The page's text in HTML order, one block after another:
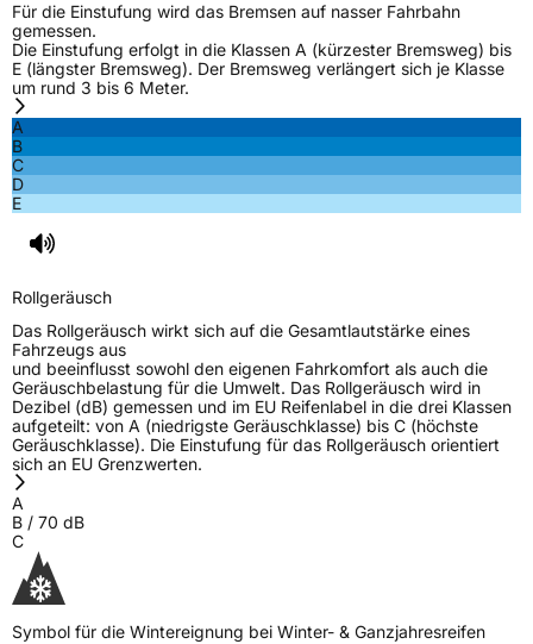
EPREL ID
Allgemeine Produktsicherheit (GPSR)
Für die Einstufung wird das Bremsen auf nasser Fahrbahn
gemessen.
Die Einstufung erfolgt in die Klassen A (kürzester Bremsweg) bis
E (längster Bremsweg). Der Bremsweg verlängert sich je Klasse
um rund 3 bis 6 Meter.
A
B
C
D
E
Rollgeräusch
Das Rollgeräusch wirkt sich auf die Gesamtlautstärke eines
Fahrzeugs aus
und beeinflusst sowohl den eigenen Fahrkomfort als auch die
Geräuschbelastung für die Umwelt. Das Rollgeräusch wird in
Dezibel (dB) gemessen und im EU Reifenlabel in die drei Klassen
aufgeteilt: von A (niedrigste Geräuschklasse) bis C (höchste
Geräuschklasse). Die Einstufung für das Rollgeräusch orientiert
sich an EU Grenzwerten.
A
B / 70 dB
C
Symbol für die Wintereignung bei Winter- & Ganzjahresreifen